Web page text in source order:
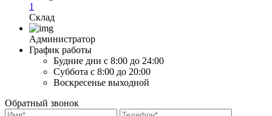
1
Склад
Администратор
График работы
Будние дни с 8:00 до 24:00
Суббота с 8:00 до 20:00
Воскресенье выходной
Обратный звонок